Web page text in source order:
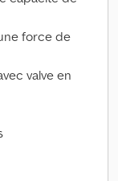
force de
valve en